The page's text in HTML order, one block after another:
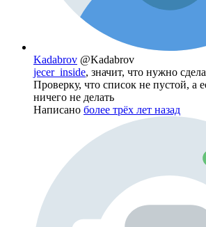
Kadabrov @Kadabrov
jecer_inside, значит, что нужно
Проверку, что список не пустой, а
ничего не делать
Написано более трёх лет назад